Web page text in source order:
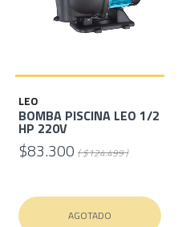
LEO
BOMBA PISCINA LEO 1/2
HP 220V
$83.300 ( $124.499 )
AGOTADO